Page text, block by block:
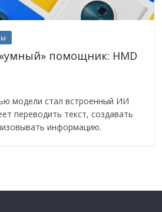
помощник: HMD
модели стал встроенный ИИ
переводить текст, создавать
информацию.